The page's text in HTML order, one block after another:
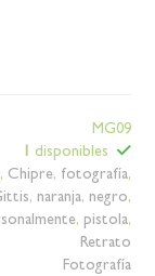
MG09
1 disponibles
, Chipre, fotografía,
, naranja, negro,
, pistola,
Retrato
Fotografía